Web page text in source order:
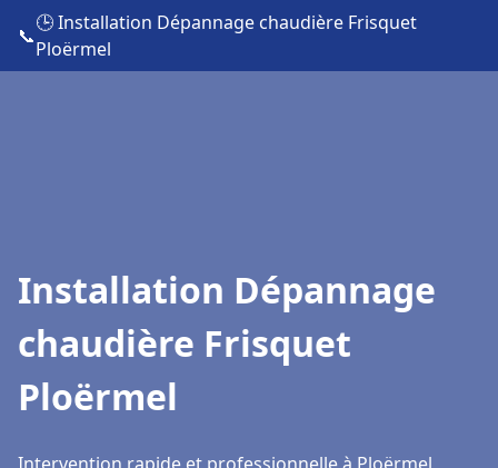
📞
🕒 Installation Dépannage chaudière Frisquet
Ploërmel
Installation Dépannage
chaudière Frisquet
Ploërmel